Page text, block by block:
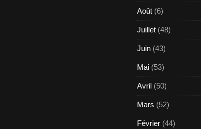
Août (6)
Juillet (48)
Juin (43)
Mai (53)
Avril (50)
Mars (52)
Février (44)